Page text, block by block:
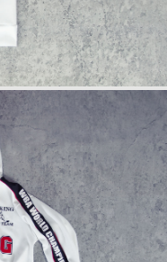
anfrage